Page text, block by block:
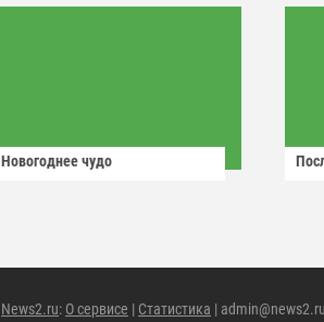
Новогоднее чудо
News2.ru: О сервисе | Статистика | admin@news2.ru